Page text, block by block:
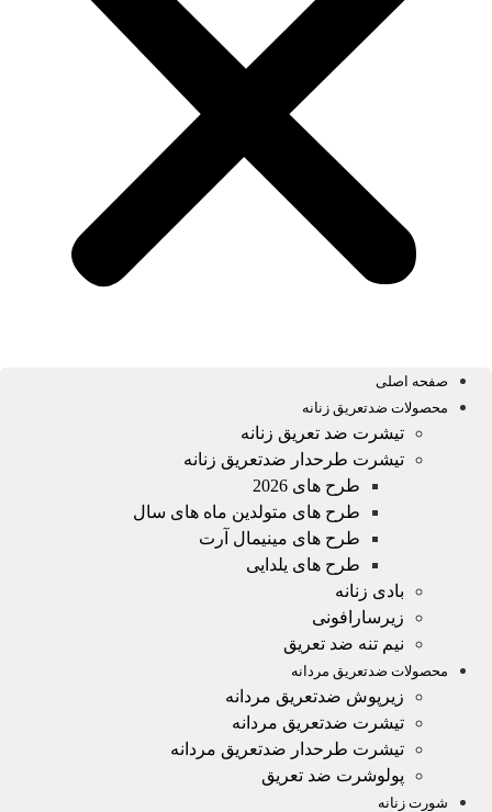
صفحه اصلی
محصولات ضدتعریق زنانه
تیشرت ضد تعریق زنانه
تیشرت طرحدار ضدتعریق زنانه
طرح های 2026
طرح های متولدین ماه های سال
طرح های مینیمال آرت
طرح های یلدایی
بادی زنانه
زیرسارافونی
نیم تنه ضد تعریق
محصولات ضدتعریق مردانه
زیرپوش ضدتعریق مردانه
تیشرت ضدتعریق مردانه
تیشرت طرحدار ضدتعریق مردانه
پولوشرت ضد تعریق
شورت زنانه